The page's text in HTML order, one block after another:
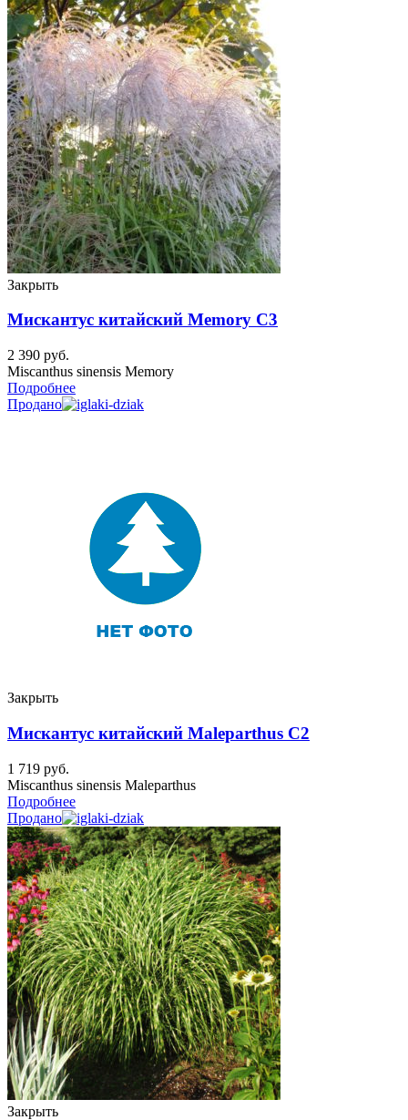
Закрыть
Мискантус китайский Memory C3
2 390 руб.
Miscanthus sinensis Memory
Подробнее
Продано
Закрыть
Мискантус китайский Maleparthus C2
1 719 руб.
Miscanthus sinensis Maleparthus
Подробнее
Продано
Закрыть